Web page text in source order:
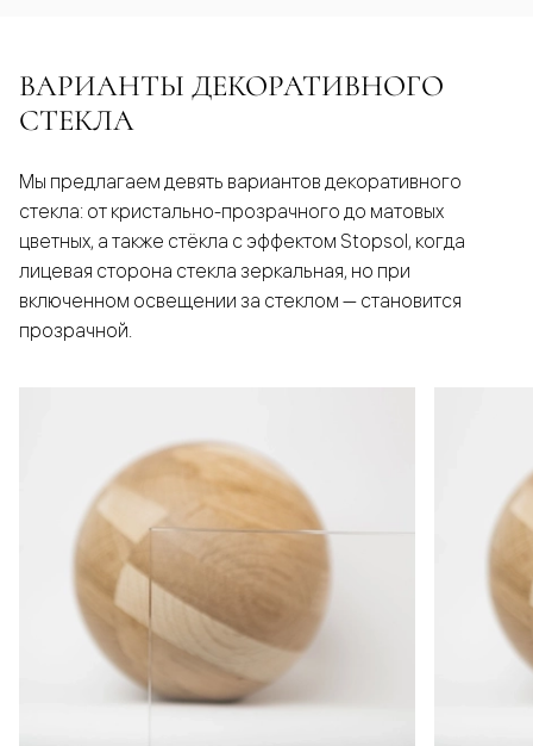
ВАРИАНТЫ ДЕКОРАТИВНОГО
СТЕКЛА
Мы предлагаем девять вариантов декоративного
стекла: от кристально-прозрачного до матовых
цветных, а также стёкла с эффектом Stopsol, когда
лицевая сторона стекла зеркальная, но при
включенном освещении за стеклом — становится
прозрачной.